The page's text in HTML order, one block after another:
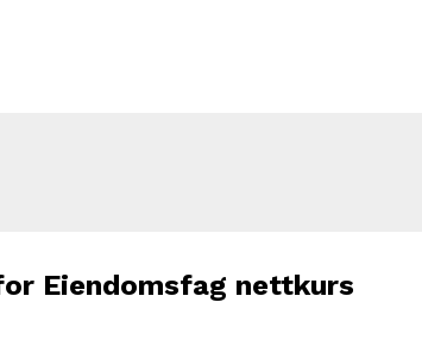
Eiendomsfag nettkurs